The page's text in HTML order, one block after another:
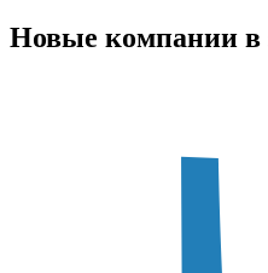
Новые компании в